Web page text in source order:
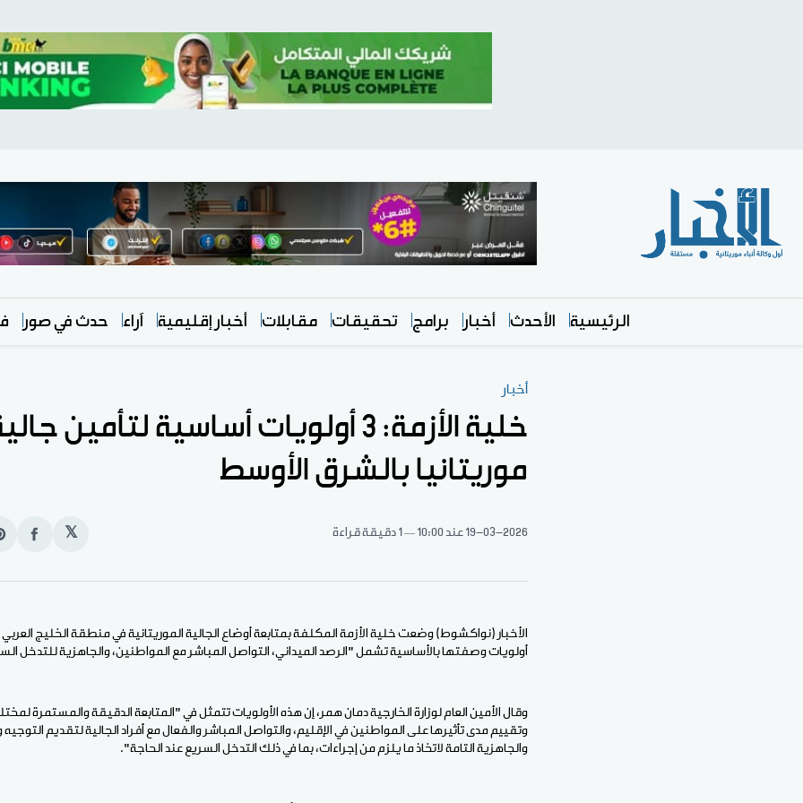
الرئيسية الأحدث أخبار برامج تحقيقات مقابلات أخبار إقليمية آراء حدث في صور
أخبار
خلية الأزمة: 3 أولويات أساسية لتأمين
موريتانيا بالشرق الأوسط
19-03-2026 عند 10:00 1 دقيقة قراءة 𝕏
انشر
الأخبار (نواكشوط) وضعت خلية الأزمة المكلفة بمتابعة أوضاع الجالية الموريتانية في منطقة الخليج
أولويات وصفتها بالأساسية تشمل "الرصد الميداني، التواصل المباشر مع المواطنين، والجاهزية للتدخل
وقال الأمين العام لوزارة الخارجية دمان همر، إن هذه الأولويات تتمثل في "المتابعة الدقيقة والمستمرة
وتقييم مدى تأثيرها على المواطنين في الإقليم، والتواصل المباشر والفعال مع أفراد الجالية لتقديم التوجيه
والجاهزية التامة لاتخاذ ما يلزم من إجراءات، بما في ذلك التدخل السريع عند الحاجة".